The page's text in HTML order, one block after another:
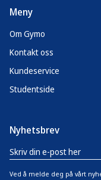
Meny
Om Gymo
Kontakt oss
Kundeservice
Studentside
Nyhetsbrev
Ved å melde deg på vårt